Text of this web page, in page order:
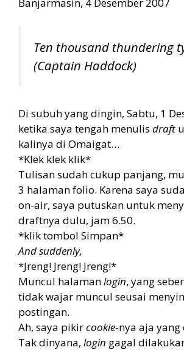
Ten thousand thundering
(Captain Haddock)
Di subuh yang dingin, Sabtu, 1
ketika saya tengah menulis draft
kalinya di Omaigat…
*Klek klek klik*
Tulisan sudah cukup panjang,
3 halaman folio. Karena saya
on-air, saya putuskan untuk
draftnya dulu, jam 6.50.
*klik tombol Simpan*
And suddenly,
*Jreng! Jreng! Jreng!*
Muncul halamanlogin, yang
tidak wajar muncul seusai
postingan.
Ah, saya pikircookie-nya aja
Tak dinyana, login gagal